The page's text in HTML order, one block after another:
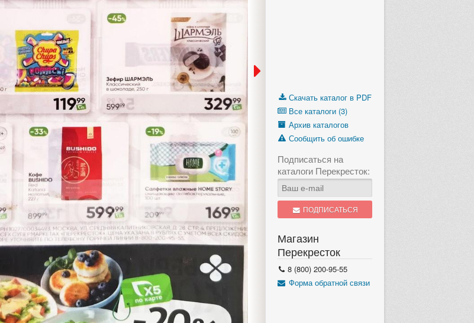
Каталог Перекресток
с 6 по 12 августа
еще 5 дней
Скачать каталог в PDF
Все каталоги (3)
Архив каталогов
Сообщить об ошибке
Подписаться на
каталоги Перекресток:
ПОДПИСАТЬСЯ
Магазин
Перекресток
8 (800) 200-95-55
Форма обратной связи